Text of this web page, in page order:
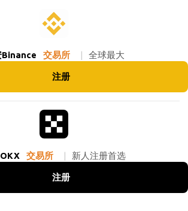
Binance 交易所 | 全球最大
注册
交易所 | 新人注册首选
注册